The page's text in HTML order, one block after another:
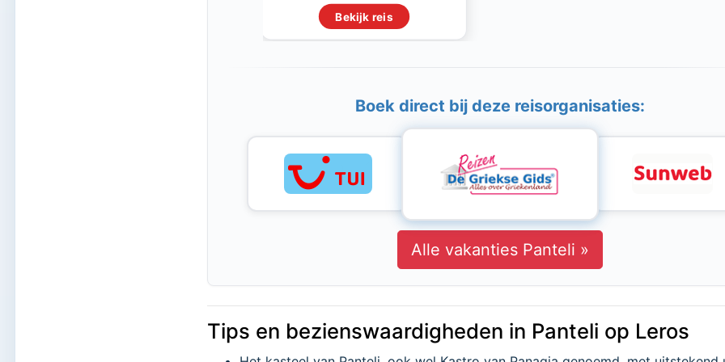
Bekijk reis
Boek direct bij deze reisorganisaties:
Alle vakanties Panteli »
Tips en bezienswaardigheden in Panteli op Leros